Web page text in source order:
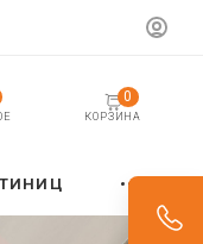
КОРЗИНА
0